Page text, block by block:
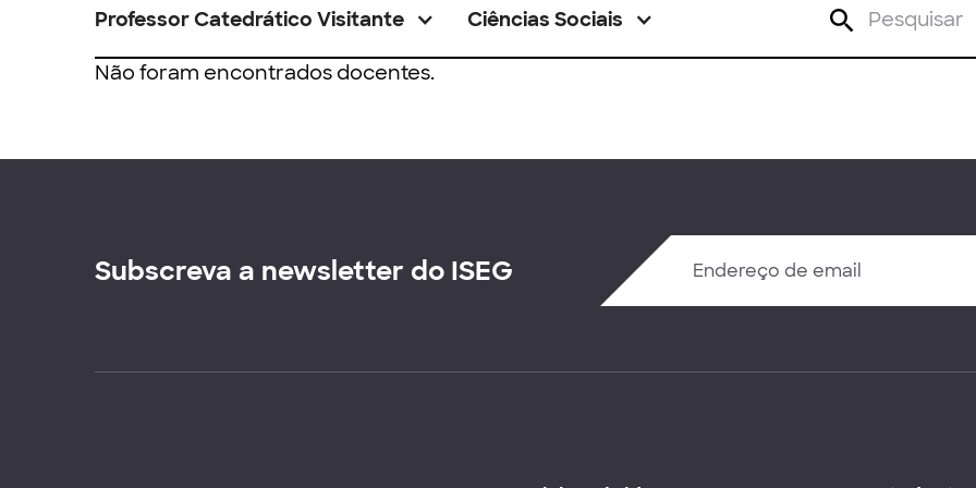
Professor Catedrático Visitante Ciências Sociais
Não foram encontrados docentes.
Subscreva a newsletter do ISEG